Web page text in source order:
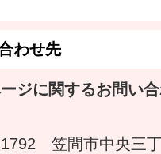
わせ先
ジに関するお問い
笠間市中央三